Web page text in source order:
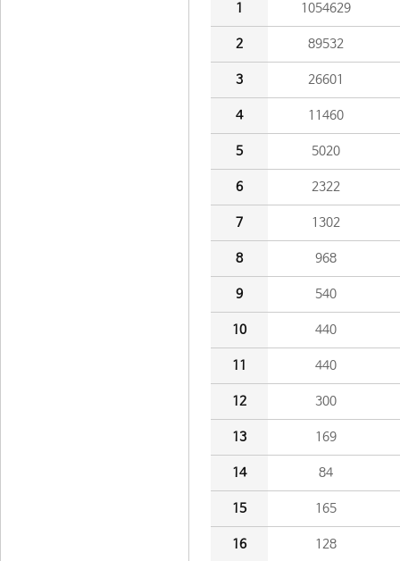
1 1054629
2 89532
3 26601
4 11460
5 5020
6 2322
7 1302
8 968
9 540
10 440
11 440
12 300
13 169
14 84
15 165
16 128